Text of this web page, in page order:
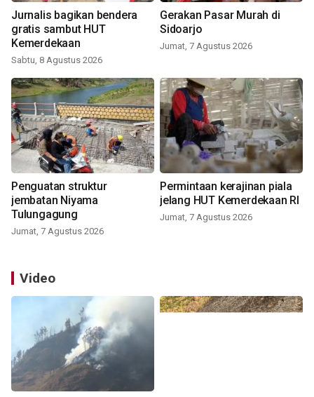
Jurnalis bagikan bendera
gratis sambut HUT
Kemerdekaan
Sabtu, 8 Agustus 2026
Gerakan Pasar Murah di
Sidoarjo
Jumat, 7 Agustus 2026
Penguatan struktur
jembatan Niyama
Tulungagung
Jumat, 7 Agustus 2026
Permintaan kerajinan piala
jelang HUT Kemerdekaan RI
Jumat, 7 Agustus 2026
Video